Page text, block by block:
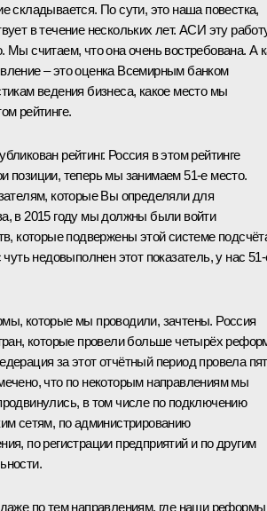
складывается. По сути, это наша повестка,
в течение нескольких лет. АСИ эту
Мы считаем, что она очень востребована. А
– это оценка Всемирным банком
ведения бизнеса, какое место мы
рейтинге.
рейтинг. Россия в этом рейтинге
позиции, теперь мы занимаем 51-е место.
которые Вы определяли для
в 2015 году мы должны были войти
которые подвержены этой системе
недовыполнен этот показатель, у нас
которые мы проводили, зачтены. Россия
которые провели больше четырёх
за этот отчётный период провела
что по некоторым направлениям мы
в том числе по подключению
сетям, по администрированию
по регистрации предприятий и по другим
по тем направлениям, где наши реформы